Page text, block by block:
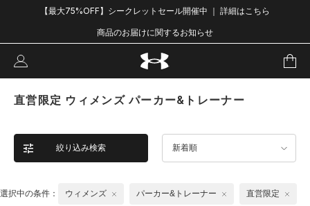
【最大75%OFF】シークレットセール開催中 ｜ 詳細はこちら
商品のお届けに関するお知らせ
直営限定 ウィメンズ パーカー&トレーナー
絞り込み検索 新着順
選択中の条件： ウィメンズ パーカー&トレーナー 直営限定